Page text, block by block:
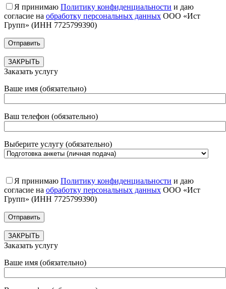
Я принимаю Политику конфиденциальности и даю
согласие на обработку персональных данных ООО «Ист
Групп» (ИНН 7725799390)
ЗАКРЫТЬ
Заказать услугу
Ваше имя (обязательно)
Ваш телефон (обязательно)
Выберите услугу (обязательно)
Я принимаю Политику конфиденциальности и даю
согласие на обработку персональных данных ООО «Ист
Групп» (ИНН 7725799390)
ЗАКРЫТЬ
Заказать услугу
Ваше имя (обязательно)